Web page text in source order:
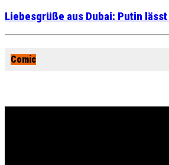
Liebesgrüße aus Dubai: Putin
Comic